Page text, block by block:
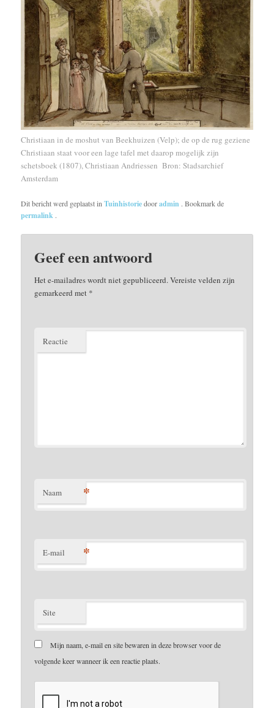
Christiaan in de moshut van Beekhuizen (Velp); de op de rug geziene
Christiaan staat voor een lage tafel met daarop mogelijk zijn
schetsboek (1807), Christiaan AndriessenBron: Stadsarchief
Amsterdam
Dit bericht werd geplaatst inTuinhistoriedooradmin . Bookmark de
permalink .
Geef een antwoord
Het e-mailadres wordt niet gepubliceerd.Vereiste velden zijn
gemarkeerd met *
Reactie
Naam *
E-mail *
Site
Mijn naam, e-mail en site bewaren in deze browser voor de
volgende keer wanneer ik een reactie plaats.